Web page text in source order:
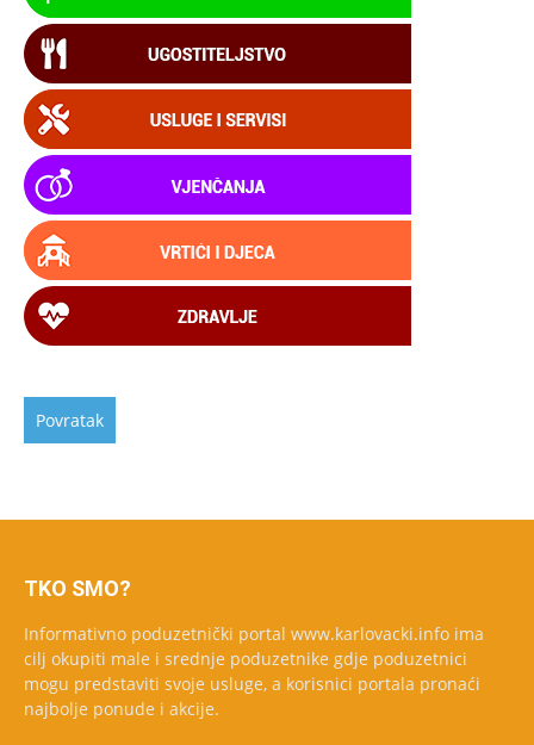
TKO SMO?
Informativno poduzetnički portal www.karlovacki.info ima
cilj okupiti male i srednje poduzetnike gdje poduzetnici
mogu predstaviti svoje usluge, a korisnici portala pronaći
najbolje ponude i akcije.